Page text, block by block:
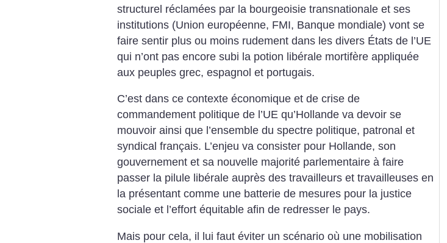
structurel réclamées par la bourgeoisie transnationale et ses
institutions (Union européenne, FMI, Banque mondiale) vont se
faire sentir plus ou moins rudement dans les divers États de l’UE
qui n’ont pas encore subi la potion libérale mortifère appliquée
aux peuples grec, espagnol et portugais.
C’est dans ce contexte économique et de crise de
commandement politique de l’UE qu’Hollande va devoir se
mouvoir ainsi que l’ensemble du spectre politique, patronal et
syndical français. L’enjeu va consister pour Hollande, son
gouvernement et sa nouvelle majorité parlementaire à faire
passer la pilule libérale auprès des travailleurs et travailleuses en
la présentant comme une batterie de mesures pour la justice
sociale et l’effort équitable afin de redresser le pays.
Mais pour cela, il lui faut éviter un scénario où une mobilisation